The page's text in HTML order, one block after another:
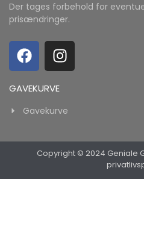
Der tages forbehold for
prisændringer.
GAVEKURVE
Gavekurve
Copyright © 2024 Geniale